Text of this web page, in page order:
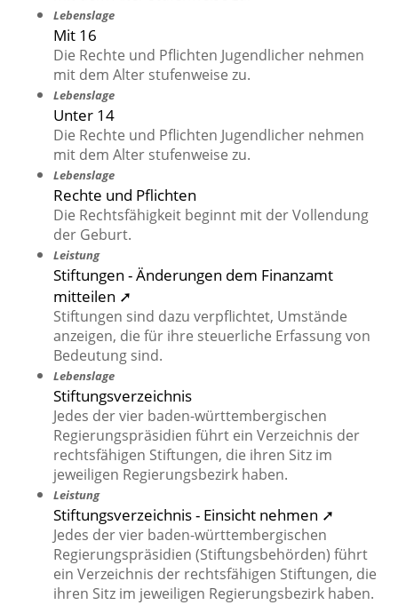
Lebenslage
Mit 16
Die Rechte und Pflichten Jugendlicher nehmen
mit dem Alter stufenweise zu.
Lebenslage
Unter 14
Die Rechte und Pflichten Jugendlicher nehmen
mit dem Alter stufenweise zu.
Lebenslage
Rechte und Pflichten
Die Rechtsfähigkeit beginnt mit der Vollendung
der Geburt.
Leistung
Stiftungen - Änderungen dem Finanzamt
mitteilen ➚
Stiftungen sind dazu verpflichtet, Umstände
anzeigen, die für ihre steuerliche Erfassung von
Bedeutung sind.
Lebenslage
Stiftungsverzeichnis
Jedes der vier baden-württembergischen
Regierungspräsidien führt ein Verzeichnis der
rechtsfähigen Stiftungen, die ihren Sitz im
jeweiligen Regierungsbezirk haben.
Leistung
Stiftungsverzeichnis - Einsicht nehmen ➚
Jedes der vier baden-württembergischen
Regierungspräsidien (Stiftungsbehörden) führt
ein Verzeichnis der rechtsfähigen Stiftungen, die
ihren Sitz im jeweiligen Regierungsbezirk haben.